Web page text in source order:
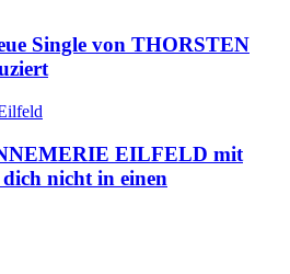
Single von THORSTEN
EILFELD mit
nicht in einen